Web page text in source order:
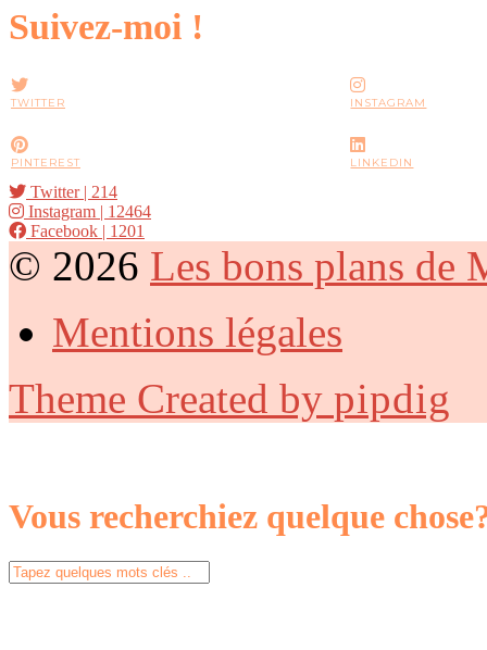
Suivez-moi !
TWITTER INSTAGRAM
PINTEREST LINKEDIN
Twitter| 214
Instagram | 12464
Facebook | 1201
© 2026 Les bons plans de
Mentions légales
Theme Created by pipdig
Vous recherchiez quelque